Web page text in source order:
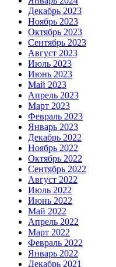
Декабрь 2023
Ноябрь 2023
Октябрь 2023
Сентябрь 2023
Август 2023
Июль 2023
Июнь 2023
Май 2023
Апрель 2023
Март 2023
Февраль 2023
Январь 2023
Декабрь 2022
Ноябрь 2022
Октябрь 2022
Сентябрь 2022
Август 2022
Июль 2022
Июнь 2022
Май 2022
Апрель 2022
Март 2022
Февраль 2022
Январь 2022
Декабрь 2021